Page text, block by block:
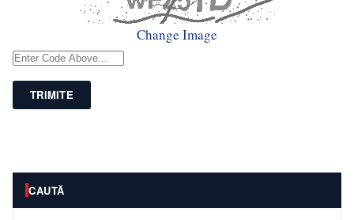
Change Image
TRIMITE
CAUTĂ